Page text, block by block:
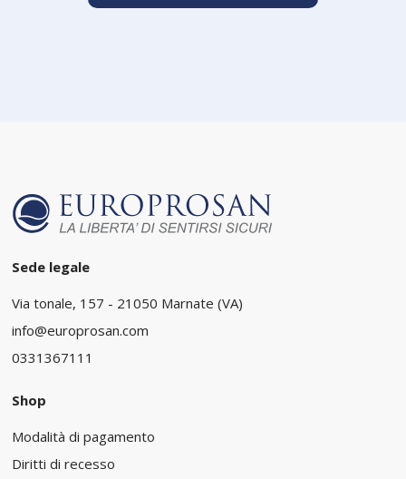
Sede legale
Via tonale, 157 - 21050 Marnate (VA)
info@europrosan.com
0331367111
Shop
Modalità di pagamento
Diritti di recesso